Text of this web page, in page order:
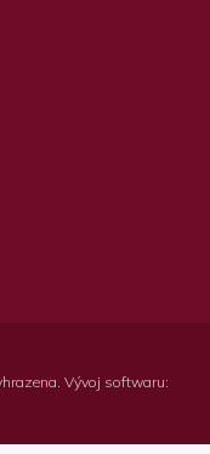
Vývoj softwaru: